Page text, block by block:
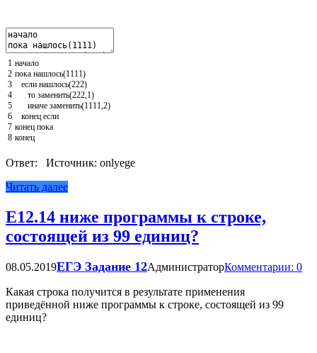
1
2
3
4
5
6
7
8
начало
пока нашлось(1111)
если нашлось(222)
то заменить(222 1)
иначе заменить(1111 2)
конец если
конец пока
конец
Ответ: Источник: onlyege
Читать далее
Е12.14 ниже программы к строке,
состоящей из 99 единиц?
08.05.2019ЕГЭ Задание 12АдминистраторКомментарии: 0
Какая строка получится в результате применения
приведённой ниже программы к строке, состоящей из 99
единиц?